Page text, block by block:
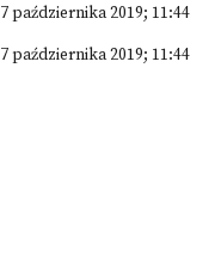
7 października 2019; 11:44
7 października 2019; 11:44